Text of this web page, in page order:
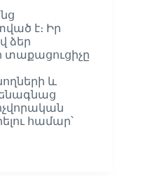
է։ Իր
ձեր
և
համար՝